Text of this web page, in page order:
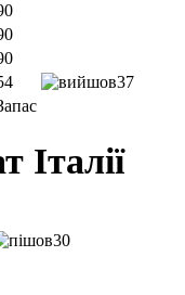
37
Італії
30